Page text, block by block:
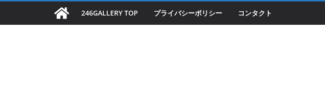
プ
246GALLERY TOP プライバシーポリシー コンタクト